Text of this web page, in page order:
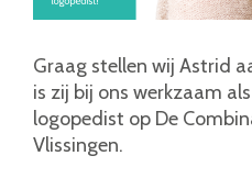
Graag stellen wij Astrid
is zij bij ons werkzaam
logopedist op De
Vlissingen.